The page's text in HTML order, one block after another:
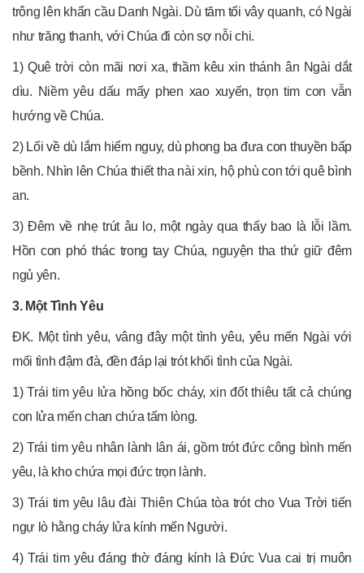
trông lên khẩn cầu Danh Ngài. Dù tăm tối vây quanh, có Ngài
như trăng thanh, với Chúa đi còn sợ nỗi chi.
1) Quê trời còn mãi nơi xa, thầm kêu xin thánh ân Ngài dắt
dìu. Niềm yêu dấu mấy phen xao xuyến, trọn tim con vẫn
hướng về Chúa.
2) Lối về dù lắm hiểm nguy, dù phong ba đưa con thuyền bấp
bềnh. Nhìn lên Chúa thiết tha nài xin, hộ phù con tới quê bình
an.
3) Đêm về nhẹ trút âu lo, một ngày qua thấy bao là lỗi lầm.
Hồn con phó thác trong tay Chúa, nguyện tha thứ giữ đêm
ngủ yên.
3. Một Tình Yêu
ĐK. Một tình yêu, vâng đây một tình yêu, yêu mến Ngài với
mối tình đậm đà, đền đáp lại trót khối tình của Ngài.
1) Trái tim yêu lửa hồng bốc cháy, xin đốt thiêu tất cả chúng
con lửa mến chan chứa tấm lòng.
2) Trái tim yêu nhân lành lân ái, gồm trót đức công bình mến
yêu, là kho chứa mọi đức trọn lành.
3) Trái tim yêu lâu đài Thiên Chúa tòa trót cho Vua Trời tiến
ngự lò hằng cháy lửa kính mến Người.
4) Trái tim yêu đáng thờ đáng kính là Đức Vua cai trị muôn